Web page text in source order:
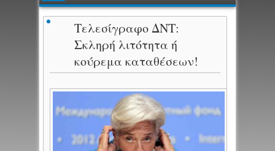
Τελεσίγραφο ΔΝΤ:
Σκληρή λιτότητα ή
κούρεμα καταθέσεων!